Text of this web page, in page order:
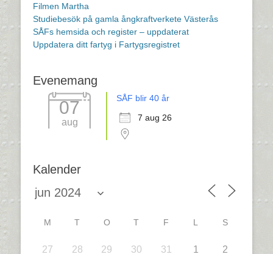
Filmen Martha
Studiebesök på gamla ångkraftverkete Västerås
SÅFs hemsida och register – uppdaterat
Uppdatera ditt fartyg i Fartygsregistret
Evenemang
07
aug
SÅF blir 40 år
7 aug 26
Kalender
M T O T F L S
27 28 29 30 31 1 2